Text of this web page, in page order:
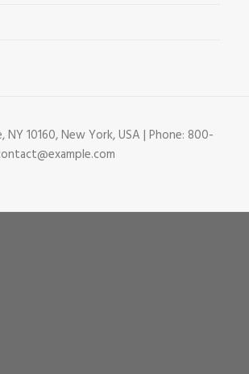
NY 10160, New York, USA | Phone: 800-